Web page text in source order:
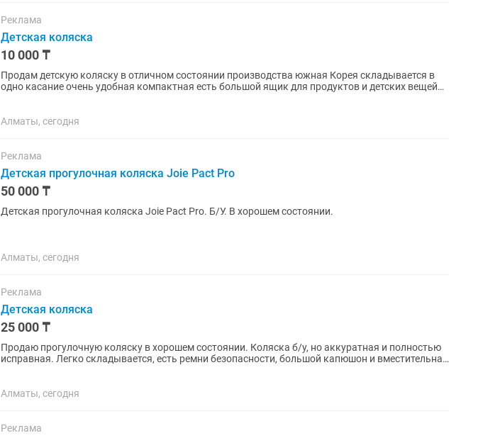
Реклама
Детская коляска
10 000 ₸
Продам детскую коляску в отличном состоянии производства южная Корея складывается в
одно касание очень удобная компактная есть большой ящик для продуктов и детских вещей
Алматы, сегодня
Реклама
Детская прогулочная коляска Joie Pact Pro
50 000 ₸
Детская прогулочная коляска Joie Pact Pro. Б/У. В хорошем состоянии.
Алматы, сегодня
Реклама
Детская коляска
25 000 ₸
Продаю прогулочную коляску в хорошем состоянии. Коляска б/у, но аккуратная и полностью
исправная. Легко складывается, есть ремни безопасности, большой капюшон и вместительная
Алматы, сегодня
Реклама